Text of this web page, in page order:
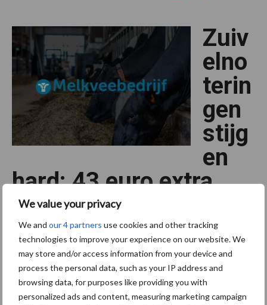
We value your privacy
We and our 4 partners use cookies and other tracking
technologies to improve your experience on our website. We
may store and/or access information from your device and
process the personal data, such as your IP address and
browsing data, for purposes like providing you with
personalized ads and content, measuring marketing campaign
Zuiv
elno
terin
gen
stijg
en
hard: 43 euro extra
voor verse boter
Melkprijs
22 mei 2024
Flinke stijgingen bij de zuivelnoteringen: de notering van verse
boter stijgt met maar liefst 43 euro per 100 kilogram. Ook de